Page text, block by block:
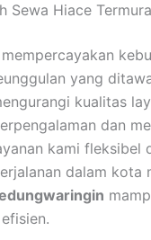
Sewa Hiace
yang
kualitas
dan
kami fleksibel
dalam kota